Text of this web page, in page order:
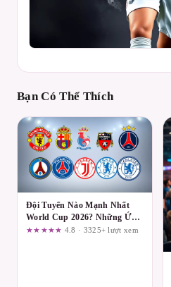
Bạn Có Thể Thích
Đội Tuyển Nào Mạnh Nhất
World Cup 2026? Những Ứng
Cử Viên Sáng Giá
★★★★★ 4.8 · 3325+ lượt xem